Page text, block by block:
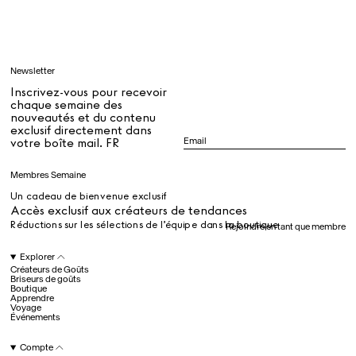
Dr Stolberg's Daily Habits to Support Your Inner Health
Newsletter
Inscrivez-vous pour recevoir
chaque semaine des
nouveautés et du contenu
exclusif directement dans
votre boîte mail. FR
Membres Semaine
Accès exclusif aux créateurs de tendances
Réductions sur les sélections de l’équipe dans la boutique
Un cadeau de bienvenue exclusif
Rejoindre en tant que membre
Explorer
Créateurs de Goûts
Briseurs de goûts
Boutique
Apprendre
Voyage
Événements
Compte